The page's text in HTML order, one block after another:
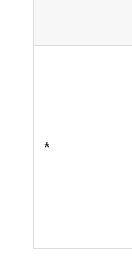
*